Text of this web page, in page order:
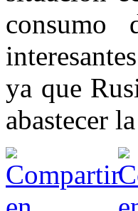
consumo
ya que
abastecer